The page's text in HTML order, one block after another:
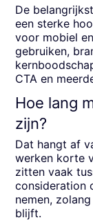
De
een sterke
voor mobiel
gebruiken,
CTA en
Hoe lang
zijn?
Dat hangt af
werken korte
zitten vaak
consideration
nemen,
blijft.